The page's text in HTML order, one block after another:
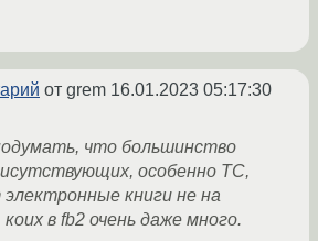
от grem 16.01.2023 05:17:30
что большинство
особенно ТС,
книги не на
коих в fb2 очень даже много.